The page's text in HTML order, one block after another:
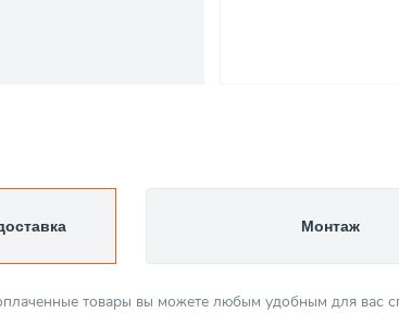
товары вы можете любым удобным для вас
Монтаж